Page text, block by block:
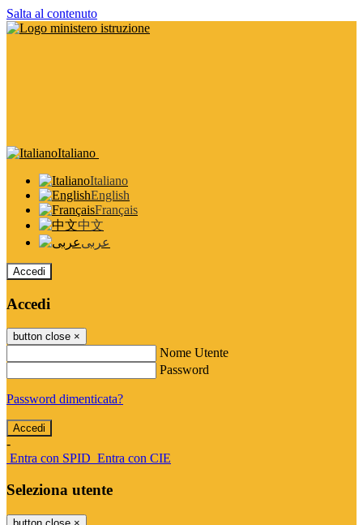
Salta al contenuto
Italiano
Italiano
English
Français
中文
عربى
Accedi
Accedi
button close ×
Nome Utente
Password
Password dimenticata?
-
Entra con SPID Entra con CIE
Seleziona utente